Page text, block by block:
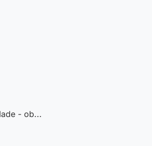
- ob...